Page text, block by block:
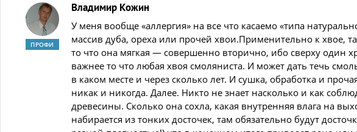
ПРОФИ
Владимир Кожин
У меня вообще «аллергия» на все что касаемо «типа
массив дуба, ореха или прочей хвои.Применительно к хвое,
то что она мягкая — совершенно вторично, ибо сверху один
важнее то что любая хвоя смоляниста. И может дать течь
в каком месте и через сколько лет. И сушка, обработка и
никак и никогда. Далее. Никто не знает насколько и как
древесины. Сколько она сохла, какая внутренняя влага на
набирается из тонких досточек, там обязательно будут